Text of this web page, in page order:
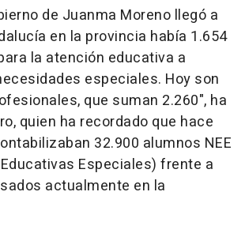
de Juanma Moreno llegó a
en la provincia había 1.654
la atención educativa a
especiales. Hoy son
que suman 2.260", ha
quien ha recordado que hace
32.900 alumnos NEE
Especiales) frente a
actualmente en la